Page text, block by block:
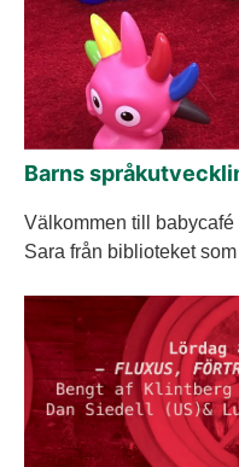
Barns
Välkommen till
Sara från biblioteket